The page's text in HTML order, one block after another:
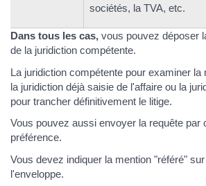
sociétés, la TVA, etc.
Dans tous les cas, vous pouvez déposer
de la juridiction compétente.
La juridiction compétente pour examiner la
la juridiction déjà saisie de l'affaire ou la
pour trancher définitivement le litige.
Vous pouvez aussi envoyer la requête par
préférence.
Vous devez indiquer la mention "référé"
l'enveloppe.